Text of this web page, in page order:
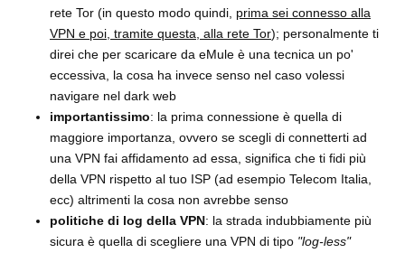
rete Tor (in questo modo quindi, prima sei connesso alla
VPN e poi, tramite questa, alla rete Tor); personalmente ti
direi che per scaricare da eMule è una tecnica un po'
eccessiva, la cosa ha invece senso nel caso volessi
navigare nel dark web
importantissimo: la prima connessione è quella di
maggiore importanza, ovvero se scegli di connetterti ad
una VPN fai affidamento ad essa, significa che ti fidi più
della VPN rispetto al tuo ISP (ad esempio Telecom Italia,
ecc) altrimenti la cosa non avrebbe senso
politiche di log della VPN: la strada indubbiamente più
sicura è quella di scegliere una VPN di tipo "log-less"